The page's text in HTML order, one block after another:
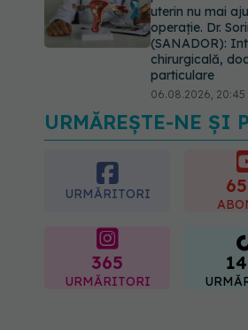
uterin nu mai
operație. Dr.
(SANADOR):
chirurgicală,
particulare
06.08.2026, 20:45
EXCLUSIV Ce
apariția ridurilor.
doar vârsta. Ce
07.08.2026, 10:02
URMĂREȘTE-NE ȘI
URMĂRITORI
365
URMĂRITORI